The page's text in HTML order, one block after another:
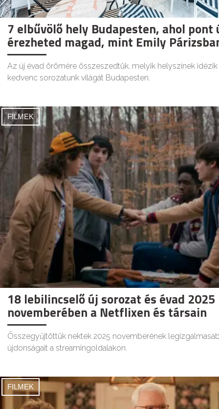
7 elbűvölő hely Budapesten, ahol pont
érezheted magad, mint Emily
Az új évad örömére összeszedtük, melyik helyszínek
kedvenc sorozatunk világát Budapesten.
FILMEK
18 lebilincselő új sorozat és évad 2025
novemberében a Netflixen és társain
Összegyűjtöttük nektek 2025 novemberének
újdonságait a streamingoldalakon.
FILMEK